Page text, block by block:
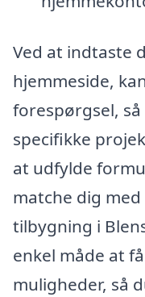
Ved at indtaste
hjemmeside,
forespørgsel,
specifikke
at udfylde
matche dig
tilbygning i
enkel måde at
muligheder, så